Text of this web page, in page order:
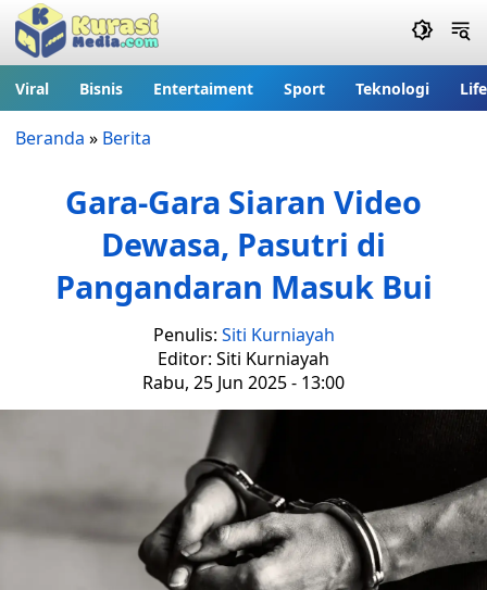
Viral Bisnis Entertaiment Sport Teknologi
Beranda » Berita
Gara-Gara Siaran Video
Dewasa, Pasutri di
Pangandaran Masuk Bui
Penulis: Siti Kurniayah
Editor: Siti Kurniayah
Rabu, 25 Jun 2025 - 13:00